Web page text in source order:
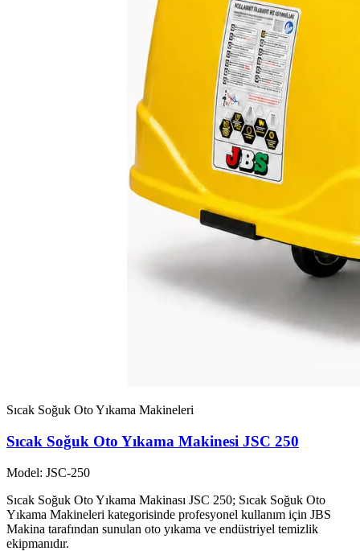
Sıcak Soğuk Oto Yıkama Makineleri
Sıcak Soğuk Oto Yıkama Makinesi JSC 250
Model: JSC-250
Sıcak Soğuk Oto Yıkama Makinası JSC 250; Sıcak Soğuk Oto
Yıkama Makineleri kategorisinde profesyonel kullanım için JBS
Makina tarafından sunulan oto yıkama ve endüstriyel temizlik
ekipmanıdır.